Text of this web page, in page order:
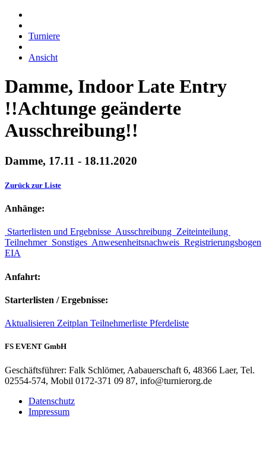
Turniere
Ansicht
Damme, Indoor Late Entry
!!Achtunge geänderte
Ausschreibung!!
Damme, 17.11 - 18.11.2020
Zurück zur Liste
Anhänge:
Starterlisten und Ergebnisse Ausschreibung Zeiteinteilung
Teilnehmer Sonstiges Anwesenheitsnachweis Registrierungsbogen
EIA
Anfahrt:
Starterlisten / Ergebnisse:
Aktualisieren Zeitplan Teilnehmerliste Pferdeliste
FS EVENT GmbH
Geschäftsführer: Falk Schlömer, Aabauerschaft 6, 48366 Laer, Tel.
02554-574, Mobil 0172-371 09 87, info@turnierorg.de
Datenschutz
Impressum